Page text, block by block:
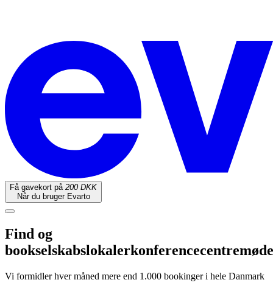
Få gavekort på 200 DKK
Når du bruger Evarto
Find og
bookselskabslokalerkonferencecentre
Vi formidler hver måned mere end 1.000 bookinger i hele Danmark